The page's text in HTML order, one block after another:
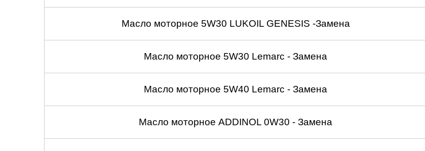
Масло моторное 5W30 LUKOIL GENESIS -Замена
Масло моторное 5W30 Lemarc - Замена
Масло моторное 5W40 Lemarc - Замена
Масло моторное ADDINOL 0W30 - Замена